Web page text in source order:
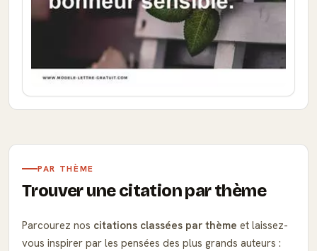
PAR THÈME
Trouver une citation par thème
Parcourez nos citations classées par thème et laissez-
vous inspirer par les pensées des plus grands auteurs :